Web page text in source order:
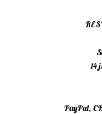
14
PayPal,